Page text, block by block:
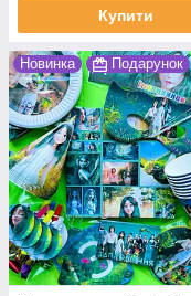
Купити
Новинка Подарунок